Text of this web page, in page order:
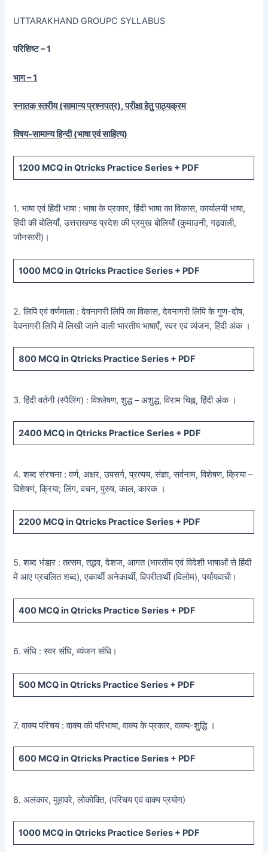
UTTARAKHAND GROUPC SYLLABUS
परिशिष्ट – 1
भाग – 1
स्नातक स्तरीय (सामान्य प्रश्नपत्र), परीक्षा हेतु पाठ्यक्रम
विषय-सामान्य हिन्दी (भाषा एवं साहित्य)
1200 MCQ in Qtricks Practice Series + PDF
1. भाषा एवं हिंदी भाषा : भाषा के प्रकार, हिंदी भाषा का विकास, कार्यालयी भाषा,
हिंदी की बोलियाँ, उत्तराखण्ड प्रदेश की प्रमुख बोलियाँ (कुमाउनी, गढ़वाली,
जौनसारी)।
1000 MCQ in Qtricks Practice Series + PDF
2. लिपि एवं वर्णमाला : देवनागरी लिपि का विकास, देवनागरी लिपि के गुण-दोष,
देवनागरी लिपि में लिखी जाने वाली भारतीय भाषाएँ, स्वर एवं व्यंजन, हिंदी अंक ।
800 MCQ in Qtricks Practice Series + PDF
3. हिंदी वर्तनी (स्पैलिंग) : विश्लेषण, शुद्ध – अशुद्ध, विराम चिह्न, हिंदी अंक ।
2400 MCQ in Qtricks Practice Series + PDF
4. शब्द संरचना : वर्ण, अक्षर, उपसर्ग, प्रत्यय, संज्ञा, सर्वनाम, विशेषण, क्रिया –
विशेषणं, क्रिया; लिंग, वचन, पुरुष, काल, कारक ।
2200 MCQ in Qtricks Practice Series + PDF
5. शब्द भंडार : तत्सम, तद्भव, देशज, आगत (भारतीय एवं विदेशी भाषाओं से हिंदी
में आए प्रचलित शब्द), एकार्थी अनेकार्थी, विपरीतार्थी (विलोम), पर्यायवाची।
400 MCQ in Qtricks Practice Series + PDF
6. संधि : स्वर संधि, व्यंजन संधि।
500 MCQ in Qtricks Practice Series + PDF
7. वाक्य परिचय : वाक्य की परिभाषा, वाक्य के प्रकार, वाक्य-शुद्धि ।
600 MCQ in Qtricks Practice Series + PDF
8. अलंकार, मुहावरे, लोकोक्ति, (परिचय एवं वाक्य प्रयोग)
1000 MCQin Qtricks Practice Series + PDF